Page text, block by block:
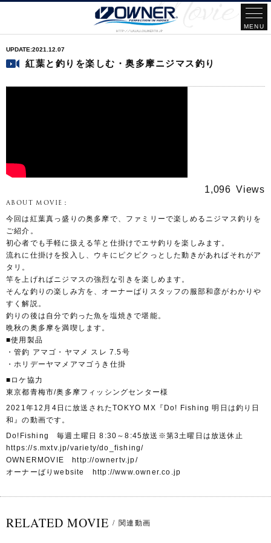
2021.12.07
紅葉と釣りを楽しむ・奥多摩ニジマス釣り
1,096
ABOUT MOVIE：
今回は紅葉真っ盛りの奥多摩で、ファミリーで楽しめるニジマス釣りを
ご紹介。
初心者でも手軽に扱える竿と仕掛けでエサ釣りを楽しみます。
流れに仕掛けを投入し、ウキにピクピクっとした動きがあればそれがア
タリ。
竿を上げればニジマスの強烈な引きを楽しめます。
そんな釣りの楽しみ方を、オーナーばりスタッフの服部和彦がわかりや
すく解説。
釣りの後は自分で釣った魚を塩焼きで堪能。
晩秋の奥多摩を満喫します。
■使用製品
・管釣 アマゴ・ヤマメ スレ 7.5号
・ホリデーヤマメアマゴうき仕掛
■ロケ協力
東京都青梅市/奥多摩フィッシングセンター様
2021年12月4日に放送されたTOKYO MX『Do! Fishing 明日は釣り日
和』の動画です。
Do!Fishing 毎週土曜日 8:30～8:45放送※第3土曜日は放送休止
https://s.mxtv.jp/variety/do_fishing/
OWNERMOVIE http://ownertv.jp/
オーナーばりwebsite http://www.owner.co.jp
RELATED MOVIE / 関連動画